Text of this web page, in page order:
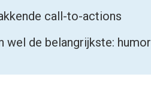
call-to-actions
wel de belangrijkste: humor